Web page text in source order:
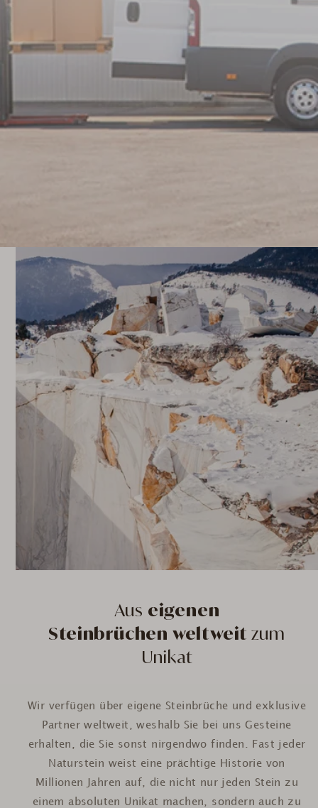
Aus eigenen
Steinbrüchen weltweit zum
Unikat
Wir verfügen über eigene Steinbrüche und exklusive
Partner weltweit, weshalb Sie bei uns Gesteine
erhalten, die Sie sonst nirgendwo finden. Fast jeder
Naturstein weist eine prächtige Historie von
Millionen Jahren auf, die nicht nur jeden Stein zu
einem absoluten Unikat machen, sondern auch zu